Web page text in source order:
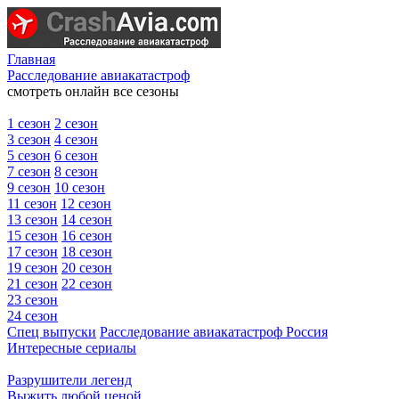
Главная
Расследование авиакатастроф
смотреть онлайн все сезоны
1 сезон 2 сезон
3 сезон 4 сезон
5 сезон 6 сезон
7 сезон 8 сезон
9 сезон 10 сезон
11 сезон 12 сезон
13 сезон 14 сезон
15 сезон 16 сезон
17 сезон 18 сезон
19 сезон 20 сезон
21 сезон 22 сезон
23 сезон
24 сезон
Спец выпуски Расследование авиакатастроф Россия
Интересные сериалы
Разрушители легенд
Выжить любой ценой